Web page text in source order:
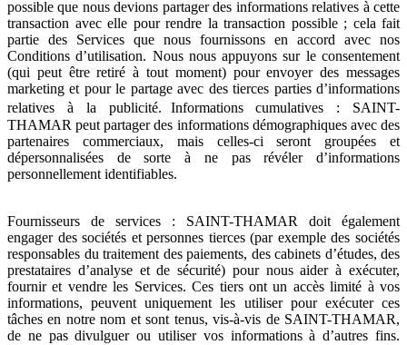
possible que nous devions partager des informations relatives à cette
transaction avec elle pour rendre la transaction possible ; cela fait
partie des Services que nous fournissons en accord avec nos
Conditions d’utilisation. Nous nous appuyons sur le consentement
(qui peut être retiré à tout moment) pour envoyer des messages
marketing et pour le partage avec des tierces parties d’informations
relatives à la publicité. Informations cumulatives : SAINT-
THAMAR peut partager des informations démographiques avec des
partenaires commerciaux, mais celles-ci seront groupées et
dépersonnalisées de sorte à ne pas révéler d’informations
personnellement identifiables.
Fournisseurs de services : SAINT-THAMAR doit également
engager des sociétés et personnes tierces (par exemple des sociétés
responsables du traitement des paiements, des cabinets d’études, des
prestataires d’analyse et de sécurité) pour nous aider à exécuter,
fournir et vendre les Services. Ces tiers ont un accès limité à vos
informations, peuvent uniquement les utiliser pour exécuter ces
tâches en notre nom et sont tenus, vis-à-vis de SAINT-THAMAR,
de ne pas divulguer ou utiliser vos informations à d’autres fins.